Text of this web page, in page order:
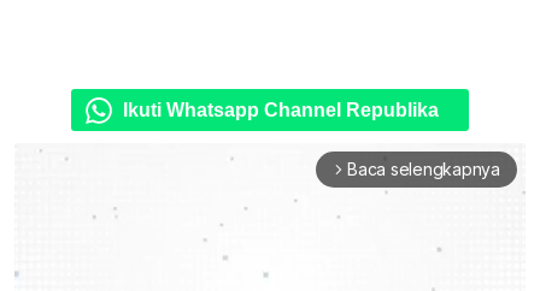
Ikuti Whatsapp Channel Republika
arrow_forward_ios Baca selengkapnya